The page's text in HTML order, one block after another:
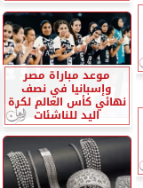
موعد مباراة مصر
وإسبانيا في نصف
نهائي كأس العالم لكرة
اليد للناشئات